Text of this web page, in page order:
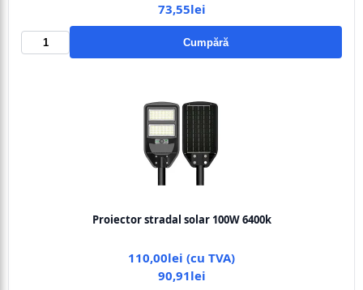
73,55lei
Cumpără
Proiector stradal solar 100W 6400k
110,00lei (cu TVA)
90,91lei